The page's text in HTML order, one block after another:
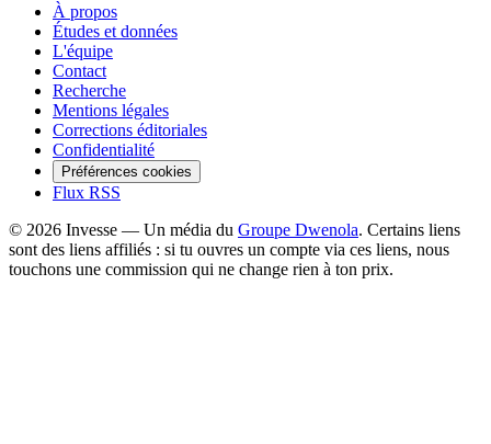
À propos
Études et données
L'équipe
Contact
Recherche
Mentions légales
Corrections éditoriales
Confidentialité
Préférences cookies
Flux RSS
© 2026 Invesse — Un média du Groupe Dwenola. Certains liens
sont des liens affiliés : si tu ouvres un compte via ces liens, nous
touchons une commission qui ne change rien à ton prix.